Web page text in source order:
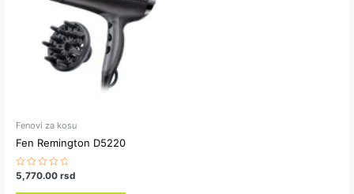
Fenovi za kosu
Fen Remington D5220
Ocenjeno
sa
0
5,770.00rsd